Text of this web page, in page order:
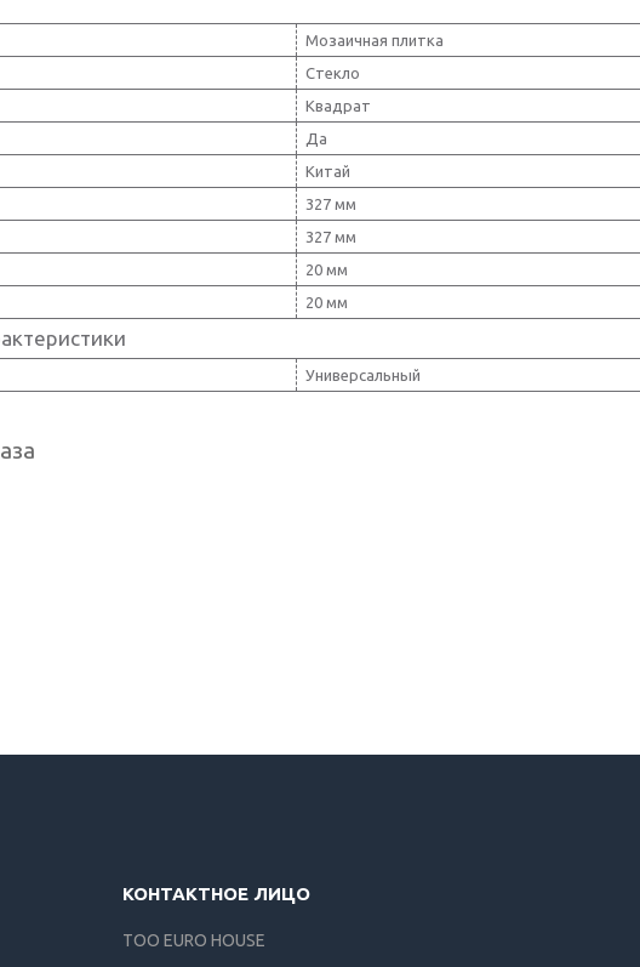
Мозаичная плитка
Стекло
Квадрат
Да
Китай
327 мм
327 мм
20 мм
20 мм
Универсальный
ТОО EURO HOUSE